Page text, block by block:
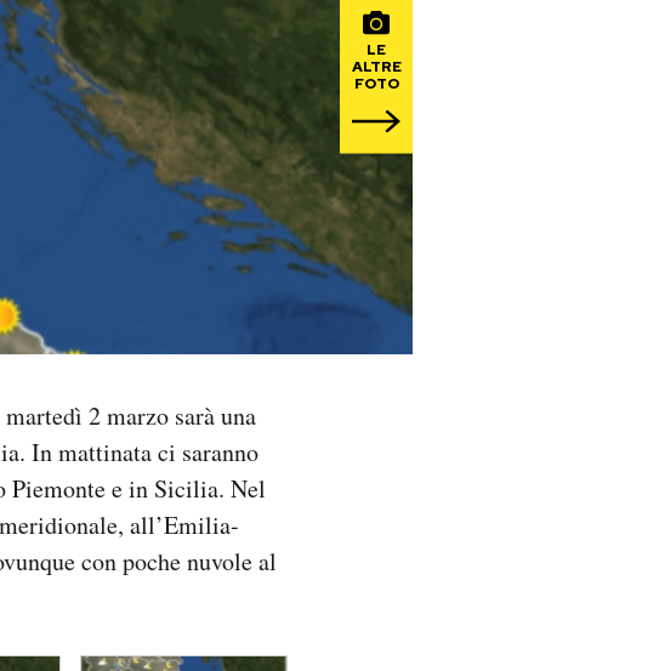
LE
ALTRE
FOTO
2 marzo sarà una
In mattinata ci saranno
Piemonte e in Sicilia. Nel
all’Emilia-
con poche nuvole al